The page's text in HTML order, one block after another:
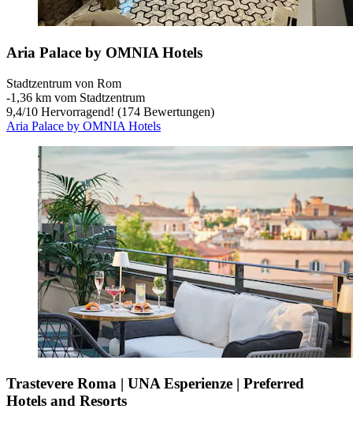
Aria Palace by OMNIA Hotels
Stadtzentrum von Rom
‐1,36 km vom Stadtzentrum
9,4/10 Hervorragend! (174 Bewertungen)
Aria Palace by OMNIA Hotels
Trastevere Roma | UNA Esperienze | Preferred
Hotels and Resorts